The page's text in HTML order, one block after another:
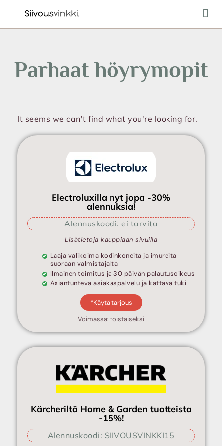
Parhaat höyrymopit
It seems we can't find what you're looking for.
Electroluxilla nyt jopa -30%
alennuksia!
Alennuskoodi: ei tarvita
Lisätietoja kauppiaan sivuilla
Laaja valikoima kodinkoneita ja imureita
suoraan valmistajalta
Ilmainen toimitus ja 30 päivän palautusoikeus
Asiantunteva asiakaspalvelu ja kattava tuki
*Käytä tarjous
Voimassa: toistaiseksi
Kärcheriltä Home & Garden tuotteista
-15%!
Alennuskoodi: SIIVOUSVINKKI15